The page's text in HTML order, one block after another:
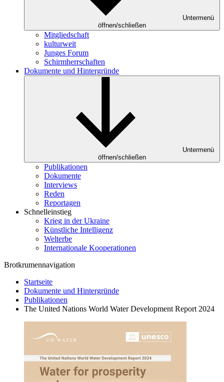
Untermenü
öffnen/schließen
Mitgliedschaft
kulturweit
Junges Forum
Schirmherrschaften
Dokumente und Hintergründe
Untermenü
öffnen/schließen
Publikationen
Dokumente
Interviews
Reden
Reportagen
Schnelleinstieg
Krieg in der Ukraine
Künstliche Intelligenz
Welterbe
Internationale Kooperationen
Brotkrumennavigation
Startseite
Dokumente und Hintergründe
Publikationen
The United Nations World Water Development Report 2024